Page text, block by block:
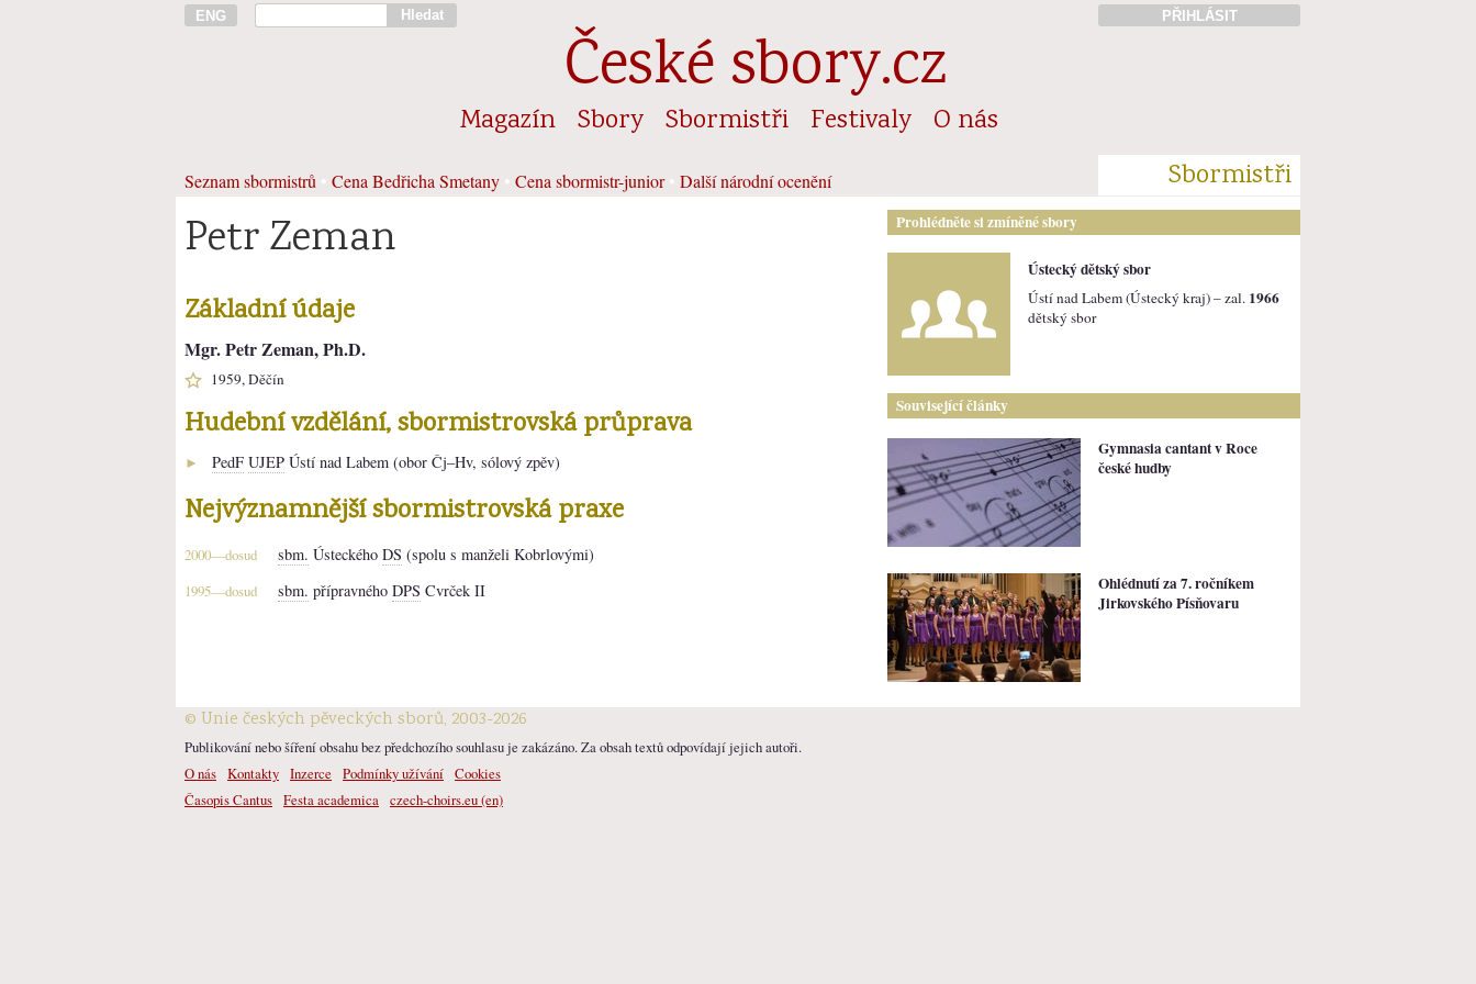
ENG Hledat PŘIHLÁSIT
České sbory.cz
Magazín Sbory Sbormistři Festivaly O nás
Seznam sbormistrů Cena Bedřicha Smetany Cena sbormistr-junior• Další národní ocenění Sbormistři
Petr Zeman
Základní údaje
Mgr. Petr Zeman, Ph.D.
1959, Děčín
Hudební vzdělání, sbormistrovská průprava
► PedF UJEP Ústí nad Labem (obor Čj–Hv, sólový zpěv)
Nejvýznamnější sbormistrovská praxe
2000—dosud sbm. Ústeckého DS (spolu s manželi Kobrlovými)
1995—dosud sbm. přípravného DPS Cvrček II
Prohlédněte si zmíněné sbory
Ústecký dětský sbor
Ústí nad Labem (Ústecký kraj) – zal. 1966
dětský sbor
Související články
Gymnasia cantant v Roce
české hudby
Ohlédnutí za 7. ročníkem
Jirkovského Písňovaru
© Unie českých pěveckých sborů, 2003-2026
Publikování nebo šíření obsahu bez předchozího souhlasu je zakázáno. Za obsah textů odpovídají jejich autoři.
O nás Kontakty Inzerce Podmínky užívání Cookies
Časopis Cantus Festa academica czech-choirs.eu (en)